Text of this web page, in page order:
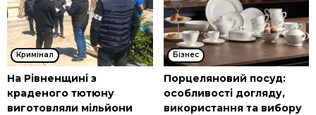
Кримінал
На Рівненщині з
краденого тютюну
виготовляли мільйони
Бізнес
Порцеляновий посуд:
особливості догляду,
використання та вибору